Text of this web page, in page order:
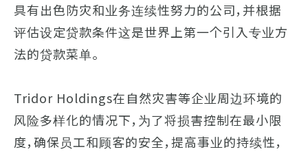
具有出色防灾和业务连续性努力的公司，并根据
评估设定贷款条件这是世界上第一个引入专业方
法的贷款菜单。
Tridor Holdings在自然灾害等企业周边环境的
风险多样化的情况下，为了将损害控制在最小限
度，确保员工和顾客的安全，提高事业的持续性，